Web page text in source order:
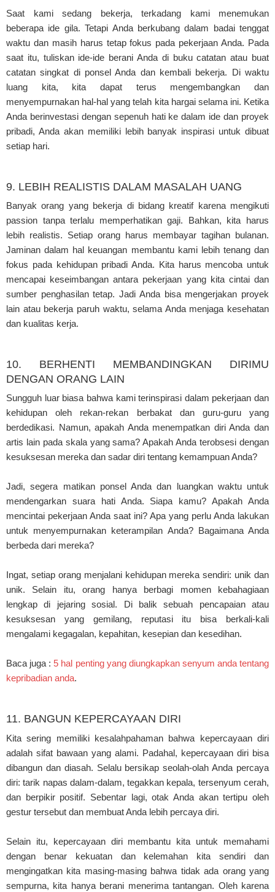
Saat kami sedang bekerja, terkadang kami menemukan
beberapa ide gila. Tetapi Anda berkubang dalam badai tenggat
waktu dan masih harus tetap fokus pada pekerjaan Anda. Pada
saat itu, tuliskan ide-ide berani Anda di buku catatan atau buat
catatan singkat di ponsel Anda dan kembali bekerja. Di waktu
luang kita, kita dapat terus mengembangkan dan
menyempurnakan hal-hal yang telah kita hargai selama ini. Ketika
Anda berinvestasi dengan sepenuh hati ke dalam ide dan proyek
pribadi, Anda akan memiliki lebih banyak inspirasi untuk dibuat
setiap hari.
9. LEBIH REALISTIS DALAM MASALAH UANG
Banyak orang yang bekerja di bidang kreatif karena mengikuti
passion tanpa terlalu memperhatikan gaji. Bahkan, kita harus
lebih realistis. Setiap orang harus membayar tagihan bulanan.
Jaminan dalam hal keuangan membantu kami lebih tenang dan
fokus pada kehidupan pribadi Anda. Kita harus mencoba untuk
mencapai keseimbangan antara pekerjaan yang kita cintai dan
sumber penghasilan tetap. Jadi Anda bisa mengerjakan proyek
lain atau bekerja paruh waktu, selama Anda menjaga kesehatan
dan kualitas kerja.
10. BERHENTI MEMBANDINGKAN DIRIMU
DENGAN ORANG LAIN
Sungguh luar biasa bahwa kami terinspirasi dalam pekerjaan dan
kehidupan oleh rekan-rekan berbakat dan guru-guru yang
berdedikasi. Namun, apakah Anda menempatkan diri Anda dan
artis lain pada skala yang sama? Apakah Anda terobsesi dengan
kesuksesan mereka dan sadar diri tentang kemampuan Anda?
Jadi, segera matikan ponsel Anda dan luangkan waktu untuk
mendengarkan suara hati Anda. Siapa kamu? Apakah Anda
mencintai pekerjaan Anda saat ini? Apa yang perlu Anda lakukan
untuk menyempurnakan keterampilan Anda? Bagaimana Anda
berbeda dari mereka?
Ingat, setiap orang menjalani kehidupan mereka sendiri: unik dan
unik. Selain itu, orang hanya berbagi momen kebahagiaan
lengkap di jejaring sosial. Di balik sebuah pencapaian atau
kesuksesan yang gemilang, reputasi itu bisa berkali-kali
mengalami kegagalan, kepahitan, kesepian dan kesedihan.
Baca juga : 5 hal penting yang diungkapkan senyum anda tentang
kepribadian anda.
11. BANGUN KEPERCAYAAN DIRI
Kita sering memiliki kesalahpahaman bahwa kepercayaan diri
adalah sifat bawaan yang alami. Padahal, kepercayaan diri bisa
dibangun dan diasah. Selalu bersikap seolah-olah Anda percaya
diri: tarik napas dalam-dalam, tegakkan kepala, tersenyum cerah,
dan berpikir positif. Sebentar lagi, otak Anda akan tertipu oleh
gestur tersebut dan membuat Anda lebih percaya diri.
Selain itu, kepercayaan diri membantu kita untuk memahami
dengan benar kekuatan dan kelemahan kita sendiri dan
mengingatkan kita masing-masing bahwa tidak ada orang yang
sempurna, kita hanya berani menerima tantangan. Oleh karena